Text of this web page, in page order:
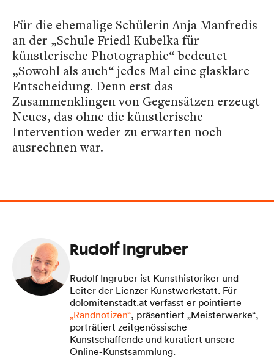
Für die ehemalige Schülerin Anja Manfredis
an der „Schule Friedl Kubelka für
künstlerische Photographie“ bedeutet
„Sowohl als auch“ jedes Mal eine glasklare
Entscheidung. Denn erst das
Zusammenklingen von Gegensätzen erzeugt
Neues, das ohne die künstlerische
Intervention weder zu erwarten noch
ausrechnen war.
Rudolf Ingruber
Rudolf Ingruber ist Kunsthistoriker und
Leiter der Lienzer Kunstwerkstatt. Für
dolomitenstadt.at verfasst er pointierte
„Randnotizen“, präsentiert „Meisterwerke“,
porträtiert zeitgenössische
Kunstschaffende und kuratiert unsere
Online-Kunstsammlung.